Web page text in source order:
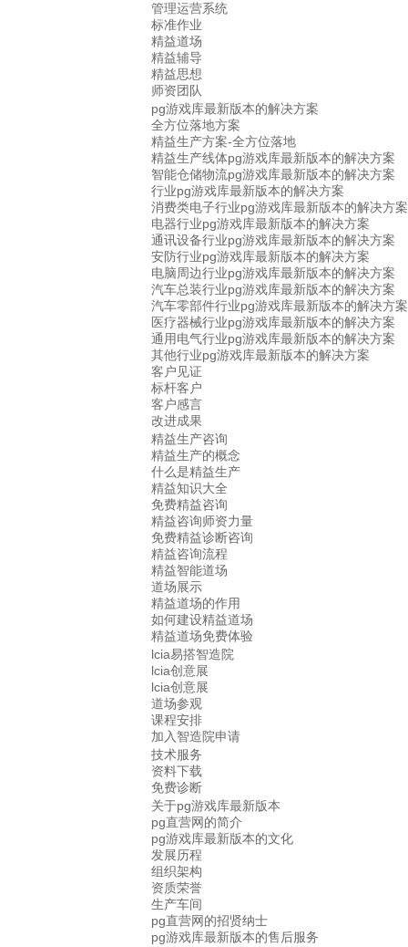
管理运营系统
标准作业
精益道场
精益辅导
精益思想
师资团队
pg游戏库最新版本的解决方案
全方位落地方案
精益生产方案-全方位落地
精益生产线体pg游戏库最新版本的解决方案
智能仓储物流pg游戏库最新版本的解决方案
行业pg游戏库最新版本的解决方案
消费类电子行业pg游戏库最新版本的解决方案
电器行业pg游戏库最新版本的解决方案
通讯设备行业pg游戏库最新版本的解决方案
安防行业pg游戏库最新版本的解决方案
电脑周边行业pg游戏库最新版本的解决方案
汽车总装行业pg游戏库最新版本的解决方案
汽车零部件行业pg游戏库最新版本的解决方案
医疗器械行业pg游戏库最新版本的解决方案
通用电气行业pg游戏库最新版本的解决方案
其他行业pg游戏库最新版本的解决方案
客户见证
标杆客户
客户感言
改进成果
精益生产咨询
精益生产的概念
什么是精益生产
精益知识大全
免费精益咨询
精益咨询师资力量
免费精益诊断咨询
精益咨询流程
精益智能道场
道场展示
精益道场的作用
如何建设精益道场
精益道场免费体验
lcia易搭智造院
lcia创意展
lcia创意展
道场参观
课程安排
加入智造院申请
技术服务
资料下载
免费诊断
关于pg游戏库最新版本
pg直营网的简介
pg游戏库最新版本的文化
发展历程
组织架构
资质荣誉
生产车间
pg直营网的招贤纳士
pg游戏库最新版本的售后服务